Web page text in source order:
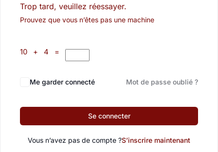
Trop tard, veuillez réessayer.
Prouvez que vous n’êtes pas une machine
10 + 4 =
Me garder connecté Mot de passe oublié ?
Se connecter
Vous n’avez pas de compte ?S’inscrire maintenant